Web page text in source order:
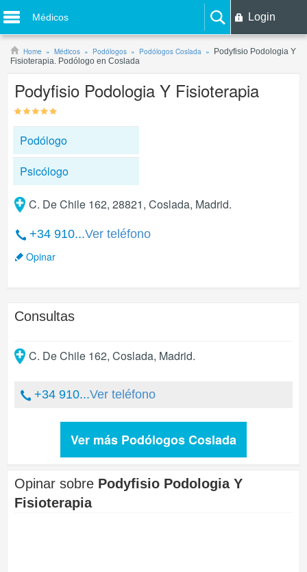
Médicos Login
Home Médicos Podólogos Podólogos Coslada
Podyfisio Podologia Y
Fisioterapia. Podólogo en Coslada
Podyfisio Podologia Y Fisioterapia
Podólogo
Psicólogo
C. De Chile 162, 28821, Coslada, Madrid.
+34 910...Ver teléfono
Opinar
Consultas
C. De Chile 162, Coslada, Madrid.
+34 910...Ver teléfono
Ver más Podólogos Coslada
Opinar sobre Podyfisio Podologia Y
Fisioterapia